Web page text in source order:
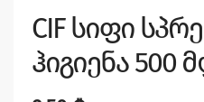
CIF სიფი
ჰიგიენა 500